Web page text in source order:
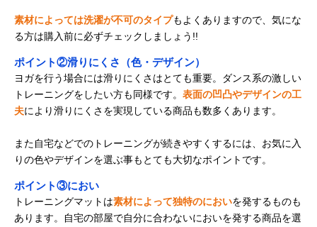
素材によっては洗濯が不可のタイプもよくありますので、気にな
る方は購入前に必ずチェックしましょう!!
ポイント②滑りにくさ（色・デザイン）
ヨガを行う場合には滑りにくさはとても重要。ダンス系の激しい
トレーニングをしたい方も同様です。 表面の凹凸やデザインの工
夫により滑りにくさを実現している商品も数多くあります。
また自宅などでのトレーニングが続きやすくするには、お気に入
りの色やデザインを選ぶ事もとても大切なポイントです。
ポイント③におい
トレーニングマットは素材によって独特のにおいを発するものも
あります。自宅の部屋で自分に合わないにおいを発する商品を選